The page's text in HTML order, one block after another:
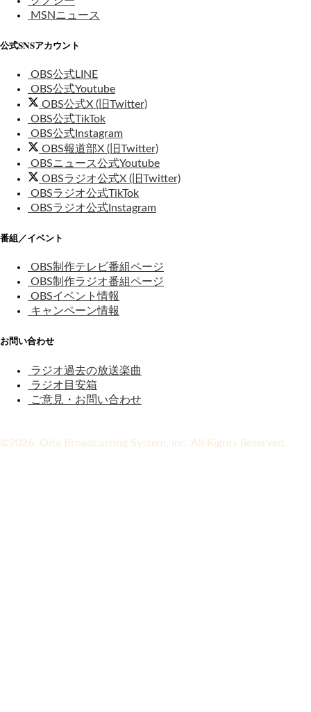
MSNニュース
公式SNSアカウント
OBS公式LINE
OBS公式Youtube
OBS公式X (旧Twitter)
OBS公式TikTok
OBS公式Instagram
OBS報道部X (旧Twitter)
OBSニュース公式Youtube
OBSラジオ公式X (旧Twitter)
OBSラジオ公式TikTok
OBSラジオ公式Instagram
番組／イベント
OBS制作テレビ番組ページ
OBS制作ラジオ番組ページ
OBSイベント情報
キャンペーン情報
お問い合わせ
ラジオ過去の放送楽曲
ラジオ目安箱
ご意見・お問い合わせ
©2026 Oita Broadcasting System, Inc. All Rights Reserved.